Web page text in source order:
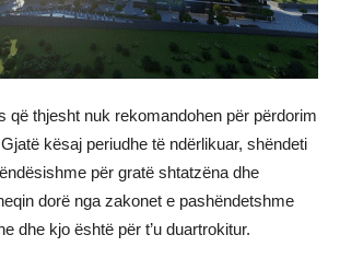
që thjesht nuk rekomandohen për përdorim
kësaj periudhe të ndërlikuar, shëndeti
për gratë shtatzëna dhe
dorë nga zakonet e pashëndetshme
dhe kjo është për t’u duartrokitur.